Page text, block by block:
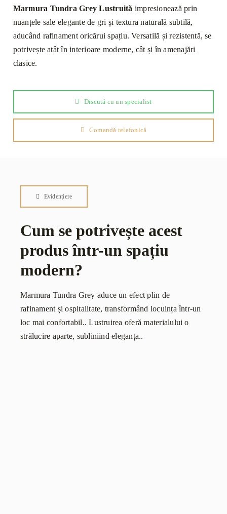
2cm
Marmura Tundra Grey Lustruită impresionează prin
nuanțele sale elegante de gri și textura naturală subtilă,
aducând rafinament oricărui spațiu. Versatilă și rezistentă, se
potrivește atât în interioare moderne, cât și în amenajări
clasice.
Discută cu un specialist
Comandă telefonică
Evidențiere
Cum se potrivește acest
produs într-un spațiu
modern?
Marmura Tundra Grey aduce un efect plin de
rafinament și ospitalitate, transformând locuința într-un
loc mai confortabil.. Lustruirea oferă materialului o
strălucire aparte, subliniind eleganța..